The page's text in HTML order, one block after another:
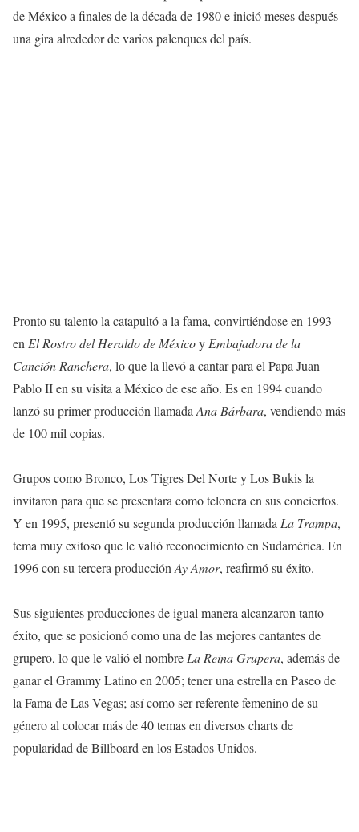
de México a finales de la década de 1980 e inició meses después
una gira alrededor de varios palenques del país.
Pronto su talento la catapultó a la fama, convirtiéndose en 1993
en El Rostro del Heraldo de Méxicoy Embajadora de la
Canción Ranchera, lo que la llevó a cantar para el Papa Juan
Pablo II en su visita a México de ese año. Es en 1994 cuando
lanzó su primer producción llamada Ana Bárbara, vendiendo más
de 100 mil copias.
Grupos como Bronco, Los Tigres Del Norte y Los Bukis la
invitaron para que se presentara como telonera en sus conciertos.
Y en 1995, presentó su segunda producción llamada La Trampa,
tema muy exitoso que le valió reconocimiento en Sudamérica. En
1996 con su tercera producción Ay Amor, reafirmó su éxito.
Sus siguientes producciones de igual manera alcanzaron tanto
éxito, que se posicionó como una de las mejores cantantes de
grupero, lo que le valió el nombre La Reina Grupera, además de
ganar el Grammy Latino en 2005; tener una estrella en Paseo de
la Fama de Las Vegas; así como ser referente femenino de su
género al colocar más de 40 temas en diversos charts de
popularidad de Billboard en los Estados Unidos.